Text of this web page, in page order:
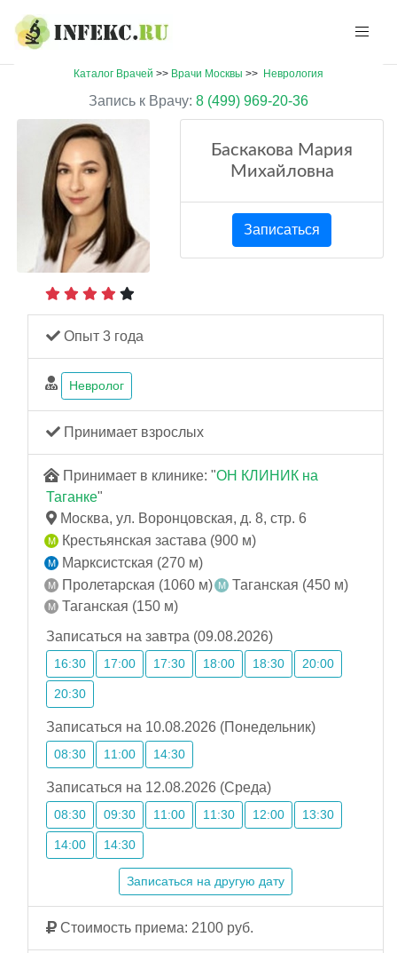
Каталог Врачей >> Врачи Москвы >> Неврология
Запись к Врачу: 8 (499) 969-20-36
Баскакова Мария
Михайловна
Записаться
Опыт 3 года
Невролог
Принимает взрослых
Принимает в клинике: "ОН КЛИНИК на
Таганке"
Москва, ул. Воронцовская, д. 8, стр. 6
Крестьянская застава (900 м)
Марксистская (270 м)
Пролетарская (1060 м)
Таганская (450 м)
Таганская (150 м)
Записаться на завтра (09.08.2026)
16:30 17:00 17:30 18:00 18:30 20:00
20:30
Записаться на 10.08.2026 (Понедельник)
08:30 11:00 14:30
Записаться на 12.08.2026 (Среда)
08:30 09:30 11:00 11:30 12:00 13:30
14:00 14:30
Записаться на другую дату
Стоимость приема: 2100 руб.